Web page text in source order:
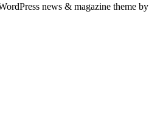
news & magazine theme by